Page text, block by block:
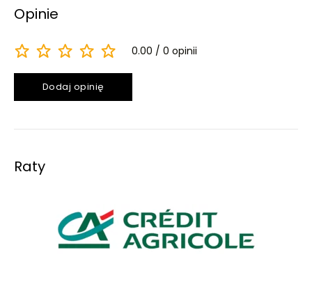
Opinie
0.00 0 opinii
Dodaj opinię
Raty